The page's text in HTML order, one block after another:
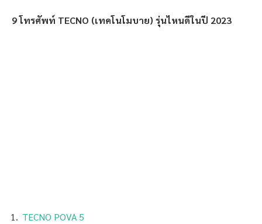
9 โทรศัพท์ TECNO (เทคโนโมบาย) รุ่นไหนดีในปี 2023
TECNO POVA 5